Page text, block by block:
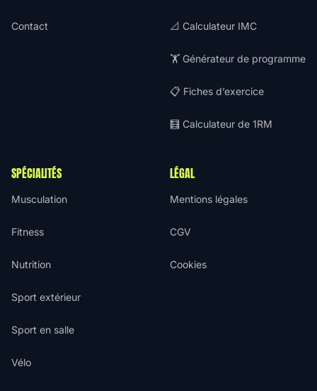
Contact 📐 Calculateur IMC
🏋️ Générateur de programme
📋 Fiches d’exercice
🧮 Calculateur de 1RM
SPÉCIALITÉS
Musculation
Fitness
Nutrition
Sport extérieur
Sport en salle
Vélo
LÉGAL
Mentions légales
CGV
Cookies